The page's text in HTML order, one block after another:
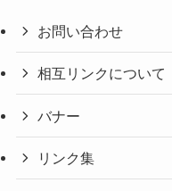
お問い合わせ
相互リンクについて
バナー
リンク集